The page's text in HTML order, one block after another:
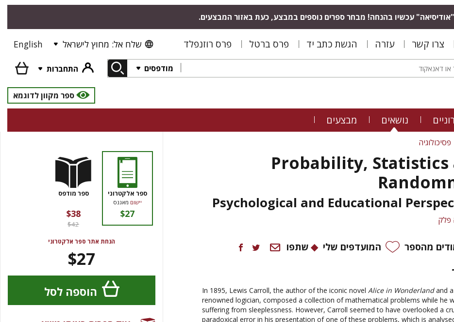
"אודיסיאה" עכשיו בהנחה! מבחר ספרים נוספים במבצע, כעת באזור המבצעים.
צרו קשר עזרה הגשת כתב יד פרס ברטל פרס רוזנפלד שלח אל: מחוץ לישראל English
מודפסים
התחברות
ספר מקוון לדוגמא
נושאים מבצעים
פסיכולוגיה
Probability, Statistics
Psychological and Educational
פלק
מהספר המועדפים שלי שתפו
In 1895, Lewis Carroll, the author of the iconic novel Alice in Wonderlandand a
renowned logician, composed a collection of mathematical problems while he
suffering from sleeplessness. However, Carroll seemed to have overlooked a
paradoxical error in his presentation of one of these problems, which is
ספר אלקטרוני
יישום מאגנס
$27
ספר מודפס
$38
$42
הנחת אתר ספר אלקטרוני
$27
הוספה לסל